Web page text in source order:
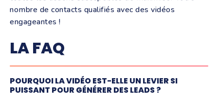
nombre de contacts qualifiés avec des vidéos
engageantes !
LA FAQ
POURQUOI LA VIDÉO EST-ELLE UN LEVIER SI
PUISSANT POUR GÉNÉRER DES LEADS ?